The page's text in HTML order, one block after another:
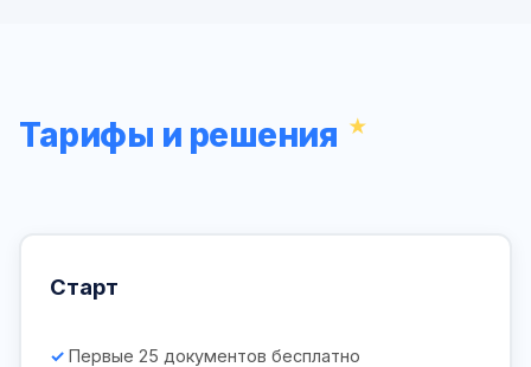
Тарифы и решения
Старт
Первые 25 документов бесплатно